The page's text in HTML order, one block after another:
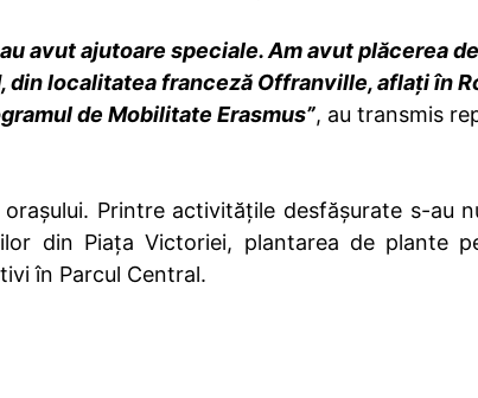
avut ajutoare speciale. Am avut plăcerea
localitatea franceză Offranville, aflați în
de Mobilitate Erasmus”, au transmis
Printre activitățile desfășurate s-au
din Piața Victoriei, plantarea de plante
în Parcul Central.